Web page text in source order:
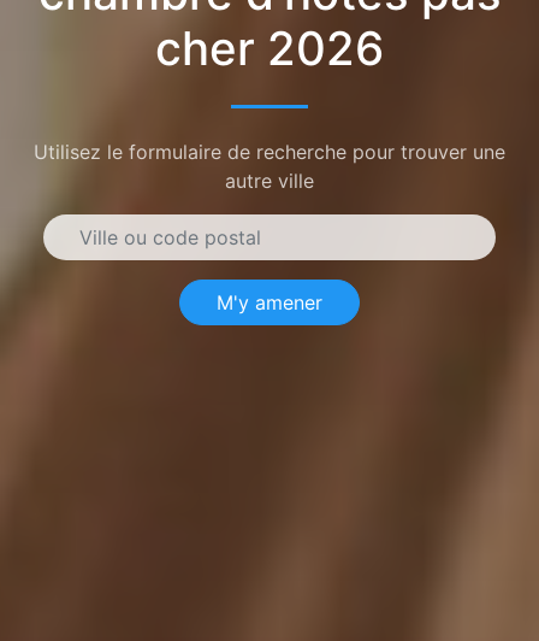
cher 2026
Utilisez le formulaire de recherche pour trouver une
autre ville
M'y amener